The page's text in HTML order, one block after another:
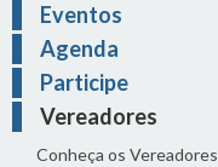
Eventos
Agenda
Participe
Vereadores
Conheça os Vereadores